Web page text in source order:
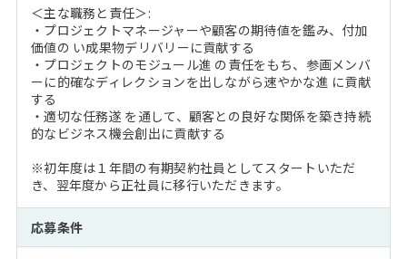
＜主な職務と責任＞:
・プロジェクトマネージャーや顧客の期待値を鑑み、付加
価値の い成果物デリバリーに貢献する
・プロジェクトのモジュール進 の責任をもち、参画メンバ
ーに的確なディレクションを出しながら速やかな進 に貢献
する
・適切な任務遂 を通して、顧客との良好な関係を築き持続
的なビジネス機会創出に貢献する
※初年度は１年間の有期契約社員としてスタートいただ
き、翌年度から正社員に移行いただきます。
応募条件